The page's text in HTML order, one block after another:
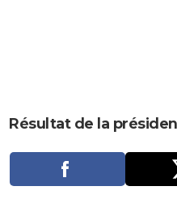
CARTE DE VOEUX
DICTIONNAIRE
Dictionnaire
Biographies
Expressions
Proverbes
PROGRAMME TV
Résultat de la